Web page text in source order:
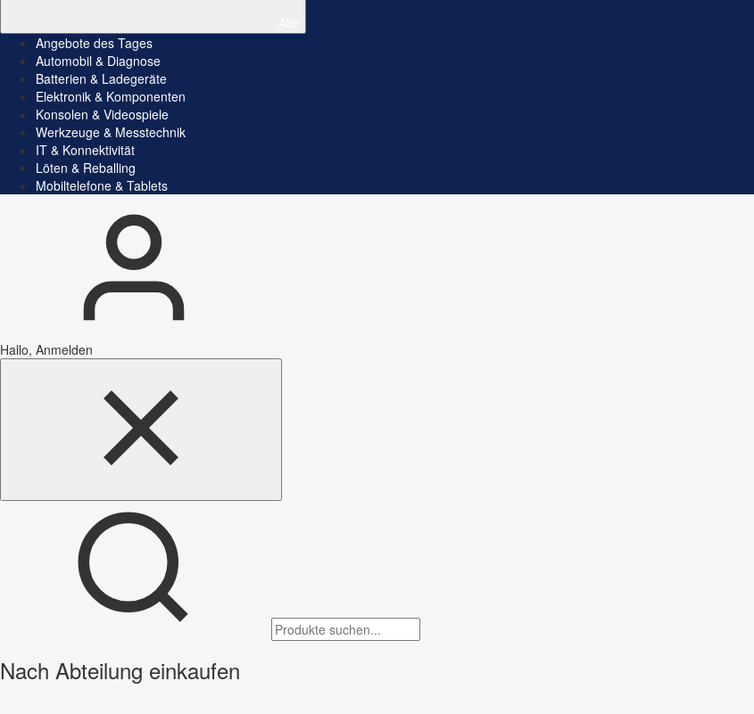
Angebote des Tages
Automobil & Diagnose
Batterien & Ladegeräte
Elektronik & Komponenten
Konsolen & Videospiele
Werkzeuge & Messtechnik
IT & Konnektivität
Löten & Reballing
Mobiltelefone & Tablets
Hallo, Anmelden
Nach Abteilung einkaufen